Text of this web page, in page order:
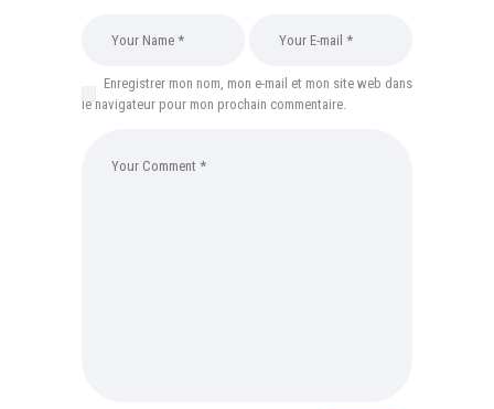
Enregistrer mon nom, mon e-mail et mon site web dans
le navigateur pour mon prochain commentaire.